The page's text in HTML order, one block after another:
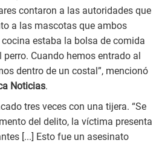
contaron a las autoridades que
a las mascotas que ambos
estaba la bolsa de comida
Cuando hemos entrado al
dentro de un costal”, mencionó
Noticias.
tres veces con una tijera. “Se
del delito, la víctima presenta
[...] Esto fue un asesinato